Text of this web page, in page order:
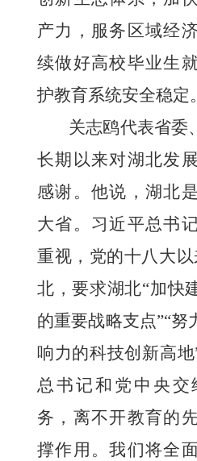
产力，服务区域经
续做好高校毕业生
护教育系统安全稳定。
关志鸥代表省委
长期以来对湖北发
感谢。他说，湖北
大省。习近平总书
重视，党的十八大
北，要求湖北“加快
的重要战略支点”“努
响力的科技创新高
总书记和党中央
务，离不开教育的
撑作用。我们将全